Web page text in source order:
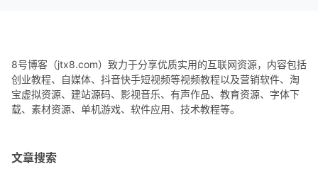
8号博客（jtx8.com）致力于分享优质实用的互联网资源，内容包括
创业教程、自媒体、抖音快手短视频等视频教程以及营销软件、淘
宝虚拟资源、建站源码、影视音乐、有声作品、教育资源、字体下
载、素材资源、单机游戏、软件应用、技术教程等。
文章搜索